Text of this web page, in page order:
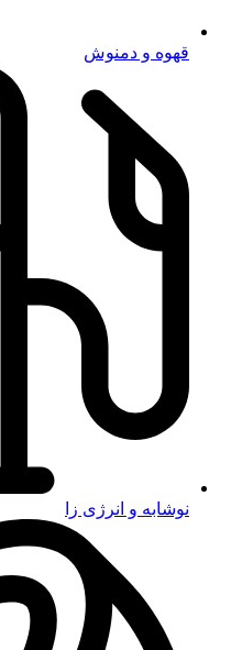
قهوه و دمنوش
نوشابه و انرژی زا